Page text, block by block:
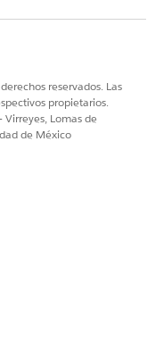
reservados. Las
propietarios.
Lomas de
de México